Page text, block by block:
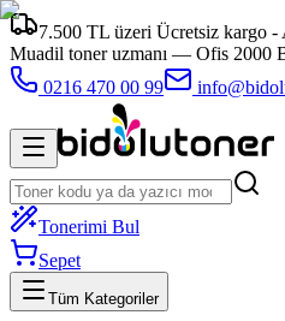
7.500 TL üzeri Ücretsiz kargo -
Muadil toner uzmanı — Ofis 2000
0216 470 00 99
Tonerimi Bul
Sepet
Tüm Kategoriler